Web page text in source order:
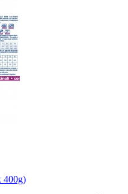
400g)